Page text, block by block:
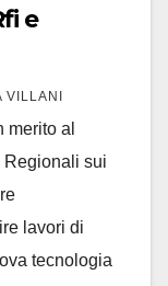
e
VILLANI
al
Regionali sui
lavori di
tecnologia